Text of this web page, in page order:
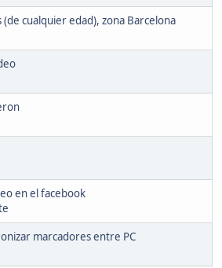
cualquier edad), zona Barcelona
en el facebook
marcadores entre PC